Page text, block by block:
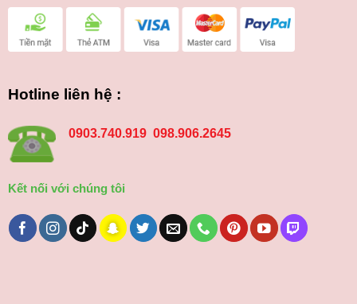
Hotline liên hệ :
0903.740.919 098.906.2645
Kết nối với chúng tôi